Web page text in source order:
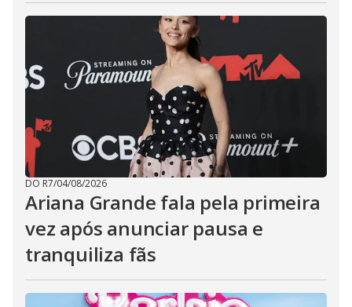
DO R7/04/08/2026
Ariana Grande fala pela primeira
vez após anunciar pausa e
tranquiliza fãs